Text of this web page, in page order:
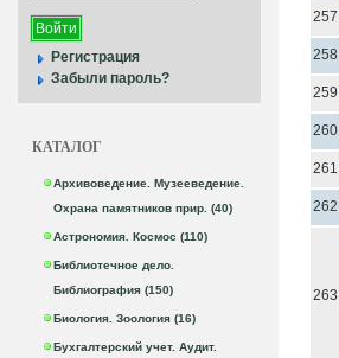
Регистрация
Забыли пароль?
КАТАЛОГ
Архивоведение. Музееведение.
Охрана памятников прир. (40)
Астрономия. Космос (110)
Библиотечное дело.
Библиография (150)
Биология. Зоология (16)
Бухгалтерский учет. Аудит.
257
258
259
260
261
262
263